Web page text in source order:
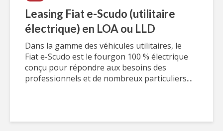
Leasing Fiat e-Scudo (utilitaire
électrique) en LOA ou LLD
Dans la gamme des véhicules utilitaires, le
Fiat e-Scudo est le fourgon 100 % électrique
conçu pour répondre aux besoins des
professionnels et de nombreux particuliers....